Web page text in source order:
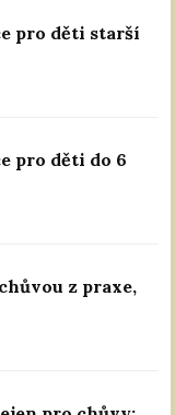
pro děti starší
pro děti do 6
z praxe,